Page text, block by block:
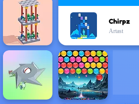
Chirpz
Artast